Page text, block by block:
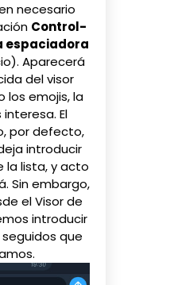
necesario
Control-
espaciadora
Aparecerá
del visor
los emojis, la
El
por defecto,
introducir
la lista, y acto
Sin embargo,
el Visor de
introducir
que